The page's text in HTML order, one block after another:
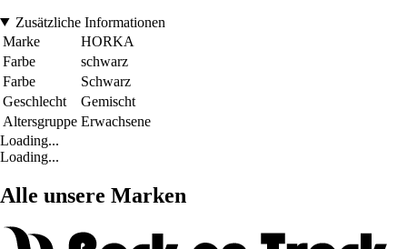
Zusätzliche Informationen
Marke
HORKA
Farbe
schwarz
Farbe
Schwarz
Geschlecht
Gemischt
Altersgruppe Erwachsene
Loading...
Loading...
Alle unsere Marken